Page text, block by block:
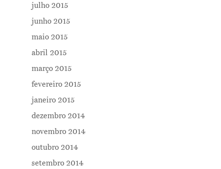
julho 2015
junho 2015
maio 2015
abril 2015
março 2015
fevereiro 2015
janeiro 2015
dezembro 2014
novembro 2014
outubro 2014
setembro 2014